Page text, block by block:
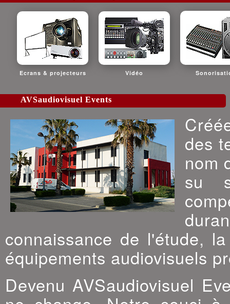
Ecrans & projecteurs Vidéo
AVSaudiovisuel Events
des
nom
su
connaissance de l'étude,
équipements audiovisuels
Devenu AVSaudiovisuel